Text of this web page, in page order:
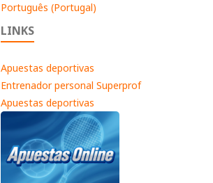
Português (Portugal)
LINKS
Apuestas deportivas
Entrenador personal Superprof
Apuestas deportivas